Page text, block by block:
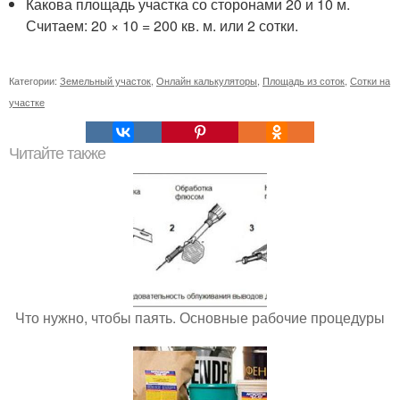
Какова площадь участка со сторонами 20 и 10 м.
Считаем: 20 × 10 = 200 кв. м. или 2 сотки.
Категории: Земельный участок Онлайн калькуляторы Площадь из соток Сотки на
участке
Читайте также
Что нужно, чтобы паять. Основные рабочие процедуры